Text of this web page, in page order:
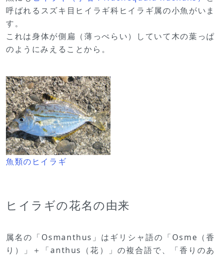
呼ばれるスズキ目ヒイラギ科ヒイラギ属の小魚がいま
す。
これは身体が側扁（薄っぺらい）していて木の葉っぱ
のようにみえることから。
魚類のヒイラギ
ヒイラギの花名の由来
属名の「Osmanthus」はギリシャ語の「Osme（香
り）」＋「anthus（花）」の複合語で、「香りのあ